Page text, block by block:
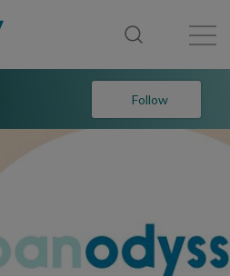
Follow